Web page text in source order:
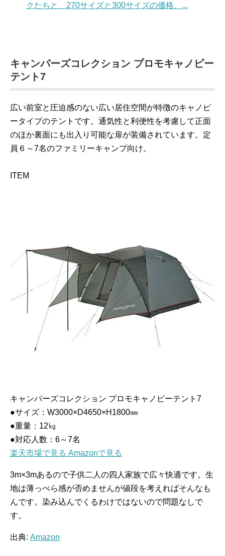
クたちと、270サイズと300サイズの価格、...
キャンパーズコレクション プロモキャノピー
テント7
広い前室と圧迫感のない広い居住空間が特徴のキャノピ
ータイプのテントです。通気性と利便性を考慮して正面
のほか裏面にも出入り可能な扉が装備されています。定
員６～7名のファミリーキャンプ向け。
ITEM
キャンパーズコレクション プロモキャノピーテント7
●サイズ：W3000×D4650×H1800㎜
●重量：12㎏
●対応人数：6～7名
楽天市場で見る Amazonで見る
3m×3mあるので子供二人の四人家族で広々快適です。生
地は薄っぺら感が否めませんが値段を考えればそんなも
んです。染み込んでくるわけではないので問題なしで
す。
出典: Amazon